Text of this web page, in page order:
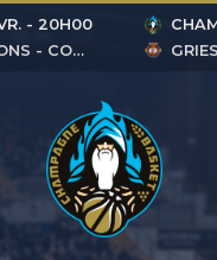
- 20H00
CHÂLONS - COUBERTIN